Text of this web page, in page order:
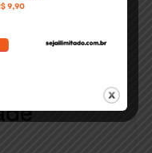
debate
século de